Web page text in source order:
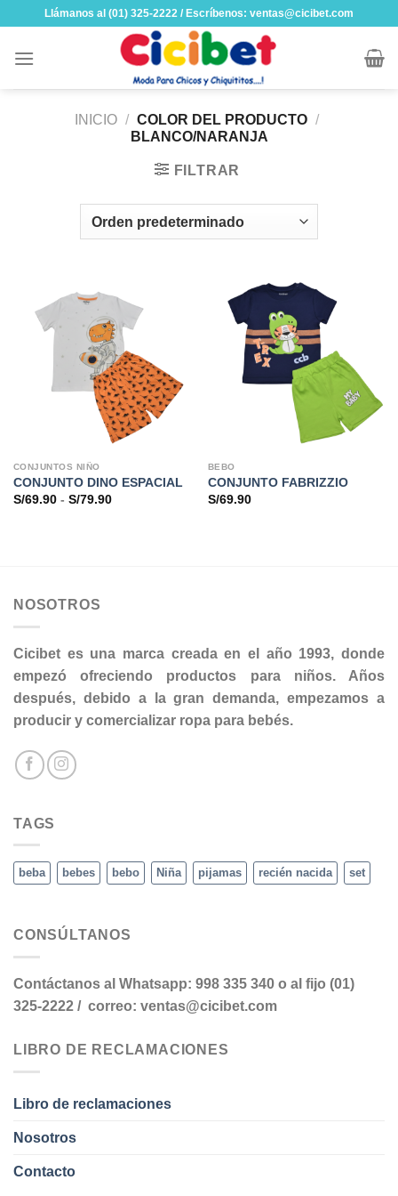
content
Llámanos al (01) 325-2222 / Escríbenos: ventas@cicibet.com
INICIO / COLOR DEL PRODUCTO /
BLANCO/NARANJA
FILTRAR
CONJUNTOS NIÑO
CONJUNTO DINO ESPACIAL
S/69.90 - S/79.90Rango
BEBO
CONJUNTO FABRIZZIO
S/69.90
NOSOTROS
Cicibet es una marca creada en el año 1993, donde
empezó ofreciendo productos para niños. Años
después, debido a la gran demanda, empezamos a
producir y comercializar ropa para bebés.
TAGS
beba bebes bebo Niña pijamas recién nacida set
CONSÚLTANOS
Contáctanos al Whatsapp: 998 335 340 o al fijo (01)
325-2222 / correo: ventas@cicibet.com
LIBRO DE RECLAMACIONES
Libro de reclamaciones
Nosotros
Contacto